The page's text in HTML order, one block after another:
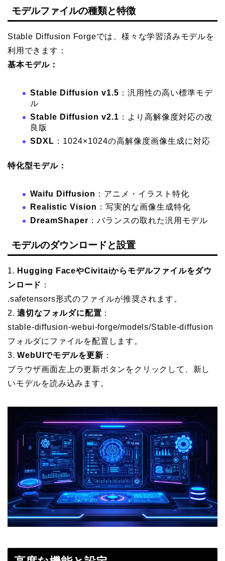
モデルファイルの種類と特徴
Stable Diffusion Forgeでは、様々な学習済みモデルを
利用できます：
基本モデル：
Stable Diffusion v1.5 ：汎用性の高い標準モデ
ル
Stable Diffusion v2.1 ：より高解像度対応の改
良版
SDXL ：1024×1024の高解像度画像生成に対応
特化型モデル：
Waifu Diffusion ：アニメ・イラスト特化
Realistic Vision ：写実的な画像生成特化
DreamShaper ：バランスの取れた汎用モデル
モデルのダウンロードと設置
1. Hugging FaceやCivitaiからモデルファイルをダウ
ンロード ：
.safetensors形式のファイルが推奨されます。
2.適切なフォルダに配置 ：
stable-diffusion-webui-forge/models/Stable-diffusion
フォルダにファイルを配置します。
3.WebUIでモデルを更新 ：
ブラウザ画面左上の更新ボタンをクリックして、新し
いモデルを読み込みます。